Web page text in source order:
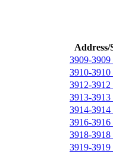
Address/
3909-
3910-
3912-
3913-
3914-
3916-
3918-
3919-